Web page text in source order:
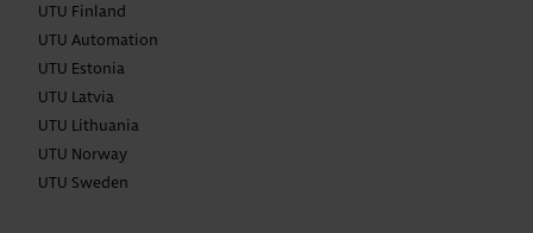
UTU Finland
UTU Automation
UTU Estonia
UTU Latvia
UTU Lithuania
UTU Norway
UTU Sweden